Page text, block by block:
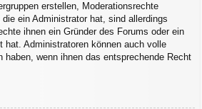
erstellen, Moderationsrechte
ein Administrator hat, sind allerdings
ihnen ein Gründer des Forums oder ein
hat. Administratoren können auch volle
haben, wenn ihnen das entsprechende Recht